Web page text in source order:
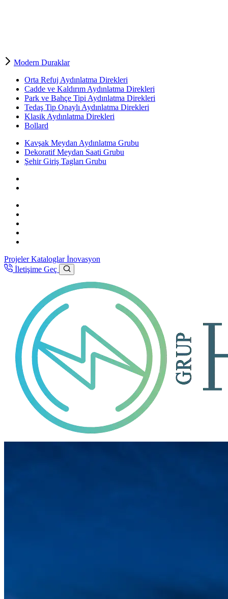
Modern Duraklar
Orta Refuj Aydınlatma Direkleri
Cadde ve Kaldırım Aydınlatma Direkleri
Park ve Bahçe Tipi Aydınlatma Direkleri
Tedaş Tip Onaylı Aydınlatma Direkleri
Klasik Aydınlatma Direkleri
Bollard
Kavşak Meydan Aydınlatma Grubu
Dekoratif Meydan Saati Grubu
Şehir Giriş Tagları Grubu
Projeler Kataloglar İnovasyon
İletişime Geç